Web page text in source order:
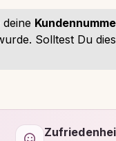
Solltest Du